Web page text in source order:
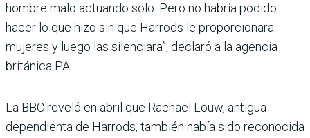
hombre malo actuando solo. Pero no habría podido
hacer lo que hizo sin que Harrods le proporcionara
mujeres y luego las silenciara”, declaró a la agencia
británica PA.
La BBC reveló en abril que Rachael Louw, antigua
dependienta de Harrods, también había sido reconocida